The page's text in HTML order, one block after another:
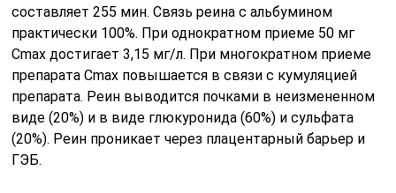
составляет 255 мин. Связь реина с альбумином
практически 100%. При однократном приеме 50 мг
Cmax достигает 3,15 мг/л. При многократном приеме
препарата Cmax повышается в связи с кумуляцией
препарата. Реин выводится почками в неизмененном
виде (20%) и в виде глюкуронида (60%) и сульфата
(20%). Реин проникает через плацентарный барьер и
ГЭБ.